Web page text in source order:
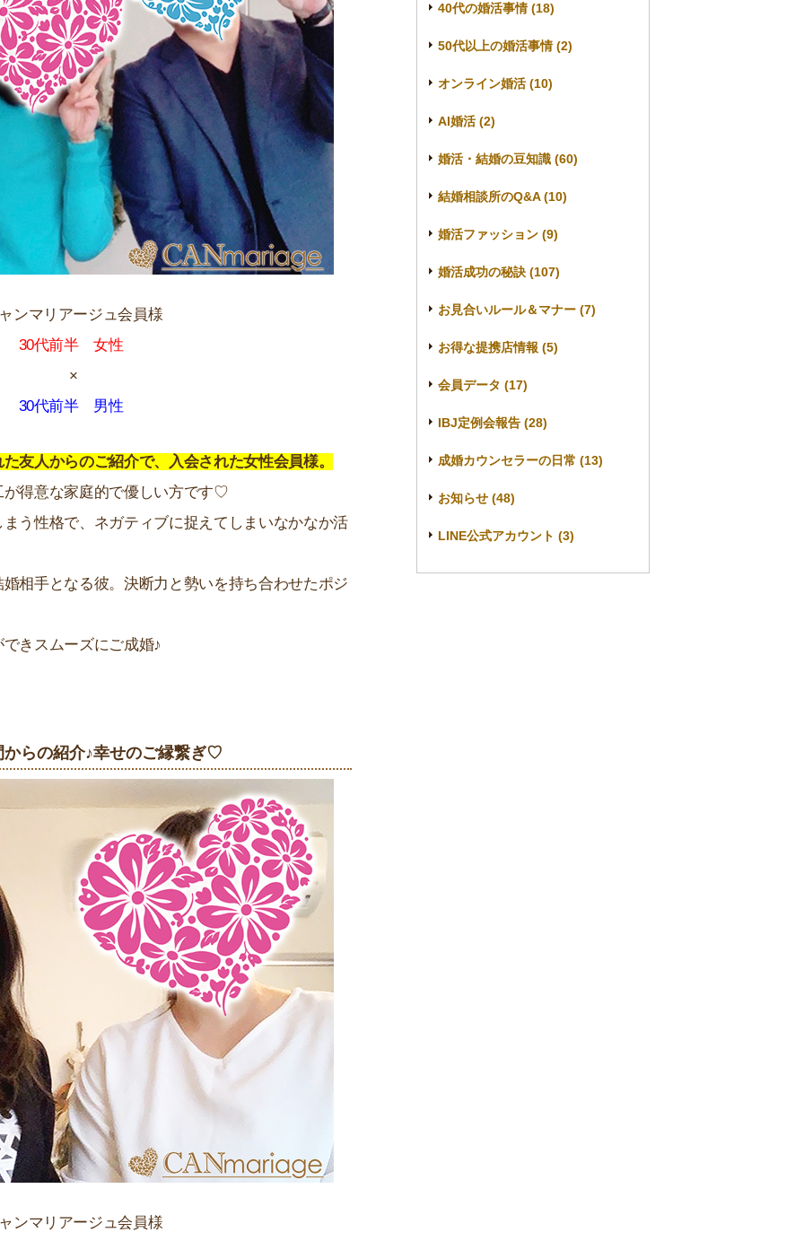
ンマリアージュ会員様
30代前半 女性
×
30代前半 男性
友人からのご紹介で、入会された女性会員様。
得意な家庭的で優しい方です♡
う性格で、ネガティブに捉えてしまいなかなか活
相手となる彼。決断力と勢いを持ち合わせたポジ
きスムーズにご成婚♪
からの紹介♪幸せのご縁繋ぎ♡
ンマリアージュ会員様
40代の婚活事情 (18)
50代以上の婚活事情 (2)
オンライン婚活 (10)
AI婚活 (2)
婚活・結婚の豆知識 (60)
結婚相談所のQ&A (10)
婚活ファッション (9)
婚活成功の秘訣 (107)
お見合いルール＆マナー (7)
お得な提携店情報 (5)
会員データ (17)
IBJ定例会報告 (28)
成婚カウンセラーの日常 (13)
お知らせ (48)
LINE公式アカウント (3)